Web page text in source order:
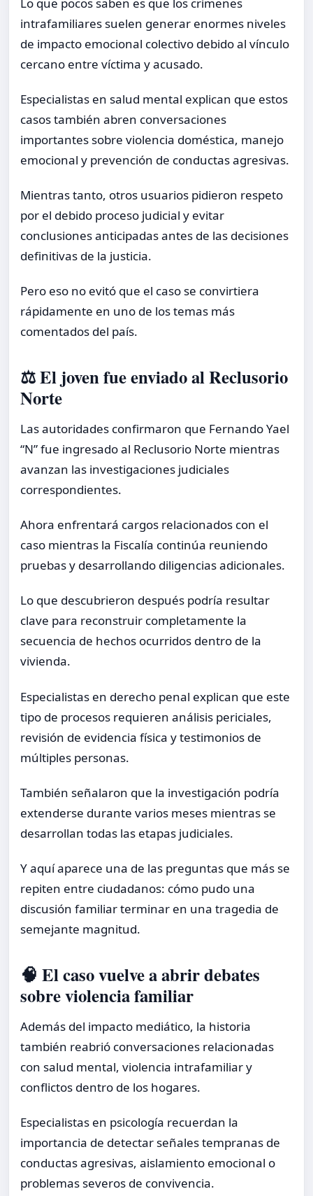
intrafamiliares suelen generar enormes niveles
de impacto emocional colectivo debido al vínculo
cercano entre víctima y acusado.
Especialistas en salud mental explican que estos
casos también abren conversaciones
importantes sobre violencia doméstica, manejo
emocional y prevención de conductas agresivas.
Mientras tanto, otros usuarios pidieron respeto
por el debido proceso judicial y evitar
conclusiones anticipadas antes de las decisiones
definitivas de la justicia.
Pero eso no evitó que el caso se convirtiera
rápidamente en uno de los temas más
comentados del país.
⚖️ El joven fue enviado al Reclusorio
Norte
Las autoridades confirmaron que Fernando Yael
“N” fue ingresado al Reclusorio Norte mientras
avanzan las investigaciones judiciales
correspondientes.
Ahora enfrentará cargos relacionados con el
caso mientras la Fiscalía continúa reuniendo
pruebas y desarrollando diligencias adicionales.
Lo que descubrieron después podría resultar
clave para reconstruir completamente la
secuencia de hechos ocurridos dentro de la
vivienda.
Especialistas en derecho penal explican que este
tipo de procesos requieren análisis periciales,
revisión de evidencia física y testimonios de
múltiples personas.
También señalaron que la investigación podría
extenderse durante varios meses mientras se
desarrollan todas las etapas judiciales.
Y aquí aparece una de las preguntas que más se
repiten entre ciudadanos: cómo pudo una
discusión familiar terminar en una tragedia de
semejante magnitud.
🧠 El caso vuelve a abrir debates
sobre violencia familiar
Además del impacto mediático, la historia
también reabrió conversaciones relacionadas
con salud mental, violencia intrafamiliar y
conflictos dentro de los hogares.
Especialistas en psicología recuerdan la
importancia de detectar señales tempranas de
conductas agresivas, aislamiento emocional o
problemas severos de convivencia.